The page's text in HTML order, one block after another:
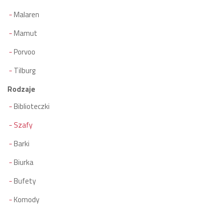
Malaren
Mamut
Porvoo
Tilburg
Rodzaje
Biblioteczki
Szafy
Barki
Biurka
Bufety
Komody